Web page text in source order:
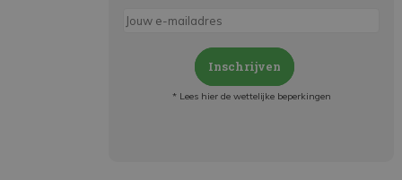
Inschrijven
* Lees hier de wettelijke beperkingen